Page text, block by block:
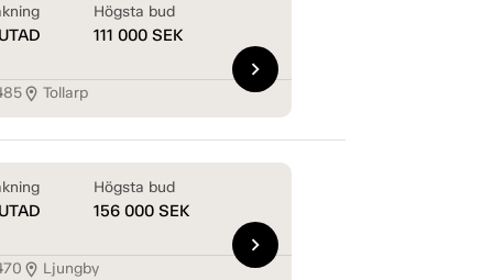
Högsta bud
111 000 SEK
location_on Tollarp
chevron_right
Högsta bud
156 000 SEK
location_on Ljungby
chevron_right